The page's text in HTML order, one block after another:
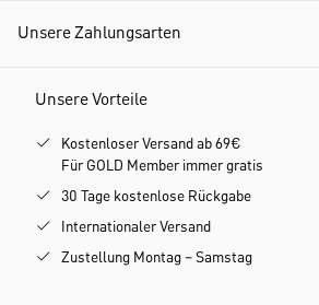
Unsere Zahlungsarten
Unsere Vorteile
Kostenloser Versand ab 69€
Für GOLD Member immer gratis
30 Tage kostenlose Rückgabe
Internationaler Versand
Zustellung Montag – Samstag